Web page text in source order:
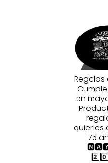
Regalos
en
quienes
75